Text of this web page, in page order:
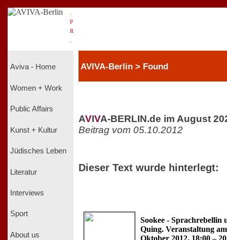
P
R
Aviva - Home
Women + Work
Public Affairs
Kunst + Kultur
Jüdisches Leben
Literatur
Interviews
Sport
About us
AVIVA-Berlin > Found
AVIVA-BERLIN.de im August
Beitrag vom 05.10.2012
Dieser Text wurde hinterlegt:
Sookee - Sprachrebellin
Quing. Veranstaltung